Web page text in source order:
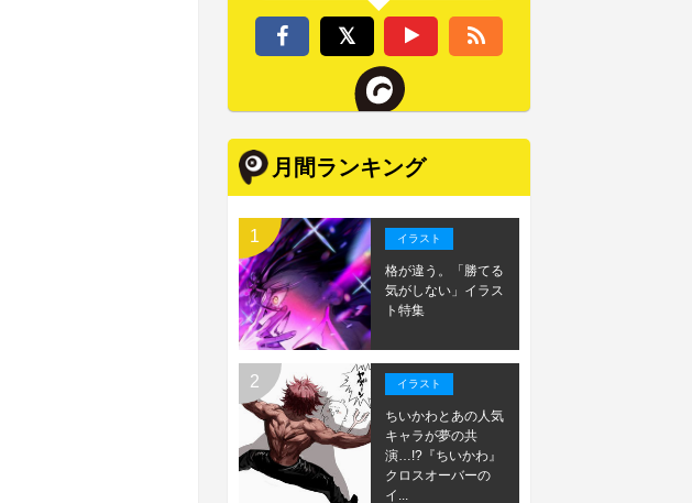
月間ランキング
イラスト
格が違う。「勝てる
気がしない」イラス
ト特集
イラスト
ちいかわとあの人気
キャラが夢の共
演…!?『ちいかわ』
クロスオーバーの
イ...